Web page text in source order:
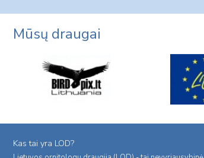
Mūsų draugai
Kas tai yra LOD?